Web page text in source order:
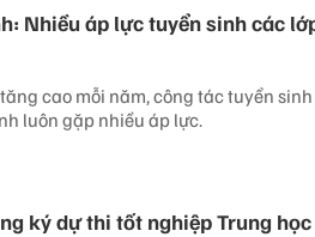
Nhiều áp lực tuyển sinh các
cao mỗi năm, công tác tuyển
luôn gặp nhiều áp lực.
ký dự thi tốt nghiệp Trung